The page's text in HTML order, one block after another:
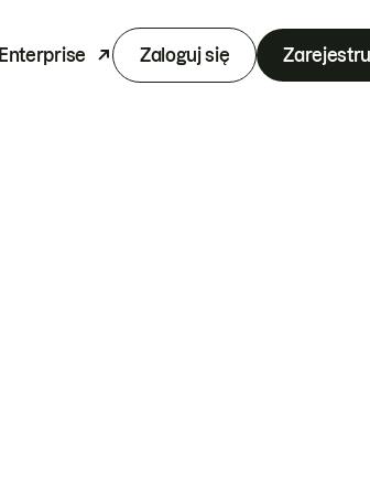
Enterprise Zaloguj się